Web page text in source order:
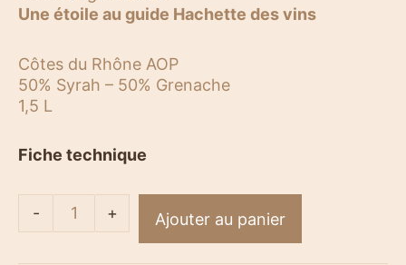
Une étoile au guide Hachette des vins
Côtes du Rhône AOP
50% Syrah – 50% Grenache
1,5 L
Fiche technique
- + Ajouter au panier